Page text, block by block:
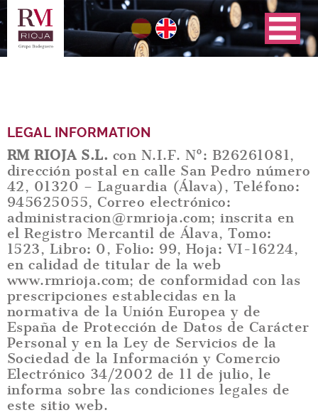
Skip
to
main
navigation
LEGAL INFORMATION
RM RIOJA S.L. con N.I.F. Nº: B26261081,
dirección postal en calle San Pedro número
42, 01320 – Laguardia (Álava), Teléfono:
945625055, Correo electrónico:
administracion@rmrioja.com; inscrita en
el Registro Mercantil de Álava, Tomo:
1523, Libro: 0, Folio: 99, Hoja: VI-16224,
en calidad de titular de la web
www.rmrioja.com; de conformidad con las
prescripciones establecidas en la
normativa de la Unión Europea y de
España de Protección de Datos de Carácter
Personal y en la Ley de Servicios de la
Sociedad de la Información y Comercio
Electrónico 34/2002 de 11 de julio, le
informa sobre las condiciones legales de
este sitio web.